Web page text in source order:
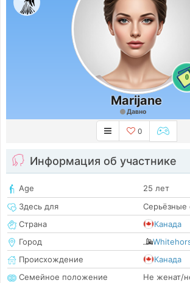
0
Marijane
Давно
0
Информация об участнике
Age
25 лет
Здесь для
Серьёзные
Страна
Канада
Город
Происхождение
Канада
Семейное положение
Не женат/